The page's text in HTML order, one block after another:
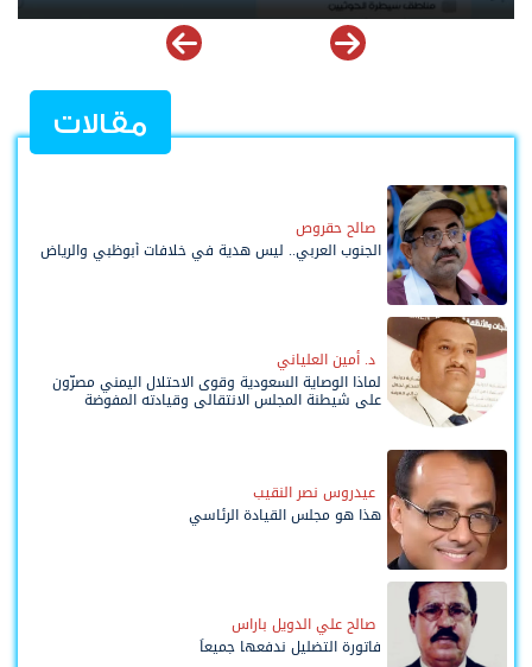
مقالات
صالح حقروص
الجنوب العربي.. ليس هدية في خلافات أبوظبي والرياض
د. أمين العلياني
لماذا الوصاية السعودية وقوى الاحتلال اليمني مصرّون
على شيطنة المجلس الانتقالي وقيادته المفوضة
عيدروس نصر النقيب
هذا هو مجلس القيادة الرئاسي
صالح علي الدويل باراس
فاتورة التضليل ندفعها جميعاً